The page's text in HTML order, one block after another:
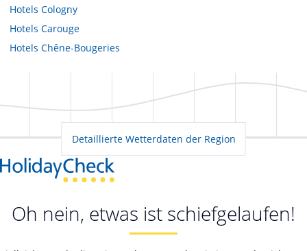
Hotels Cologny
Hotels Carouge
Hotels Chêne-Bougeries
Detaillierte Wetterdaten der Region
Oh nein, etwas ist schiefgelaufen!